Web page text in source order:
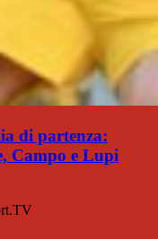
di partenza:
Campo e Lupi